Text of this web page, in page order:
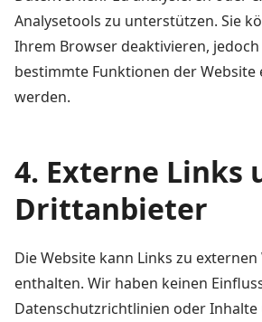
Analysetools zu unterstützen. Sie
Ihrem Browser deaktivieren,
bestimmte Funktionen der Website
werden.
4. Externe Links
Drittanbieter
Die Website kann Links zu externen
enthalten. Wir haben keinen
Datenschutzrichtlinien oder